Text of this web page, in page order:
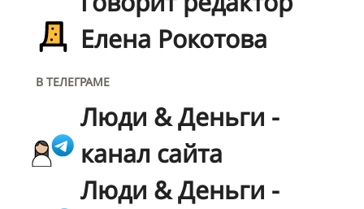
Елена Рокотова
В ТЕЛЕГРАМЕ
Люди & Деньги -
канал сайта
Люди & Деньги -